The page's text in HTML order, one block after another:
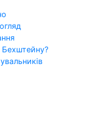
Бехштейну?